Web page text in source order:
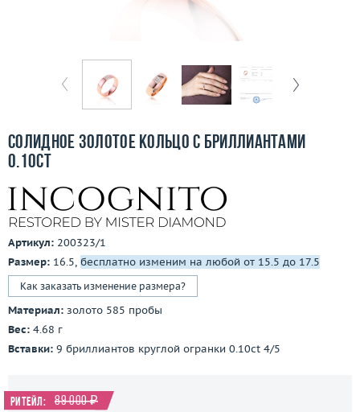
Покупка и оплата
Ломбард
Контакты
3D-тур по шоуруму
Заказать звонок
Солидное золотое кольцо с бриллиантами
0.10ct
Артикул: 200323/1
Размер: 16.5, бесплатно изменим на любой от 15.5 до 17.5
Как заказать изменение размера?
Материал: золото 585 пробы
Вес: 4.68 г
Вставки: 9 бриллиантов круглой огранки 0.10ct 4/5
Ритейл: 89 000 ₽